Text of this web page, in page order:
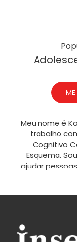
Meu nome é
trabalho
Cognitivo
Esquema.
ajudar